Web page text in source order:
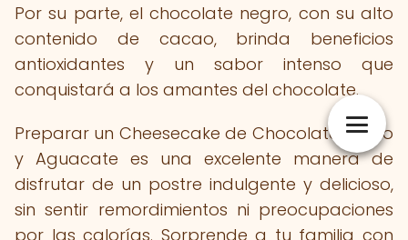
Por su parte, el chocolate negro, con su alto
contenido de cacao, brinda beneficios
antioxidantes y un sabor intenso que
conquistará a los amantes del chocolate.
Preparar un Cheesecake de Chocolate Negro
y Aguacate es una excelente manera de
disfrutar de un postre indulgente y delicioso,
sin sentir remordimientos ni preocupaciones
por las calorías. Sorprende a tu familia con